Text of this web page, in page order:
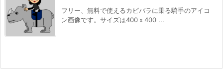
フリー、無料で使えるカピバラに乗る騎手のアイコ
ン画像です。サイズは400ｘ400 ...